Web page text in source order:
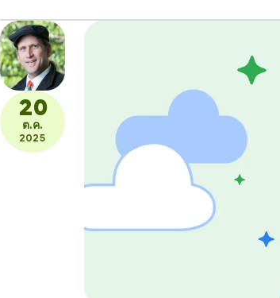
20
ต.ค.
2025